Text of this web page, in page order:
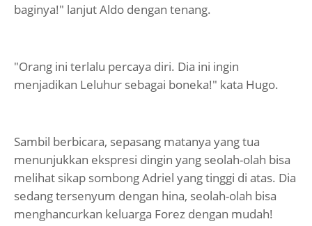
baginya!" lanjut Aldo dengan tenang.
"Orang ini terlalu percaya diri. Dia ini ingin
menjadikan Leluhur sebagai boneka!" kata Hugo.
Sambil berbicara, sepasang matanya yang tua
menunjukkan ekspresi dingin yang seolah-olah bisa
melihat sikap sombong Adriel yang tinggi di atas. Dia
sedang tersenyum dengan hina, seolah-olah bisa
menghancurkan keluarga Forez dengan mudah!